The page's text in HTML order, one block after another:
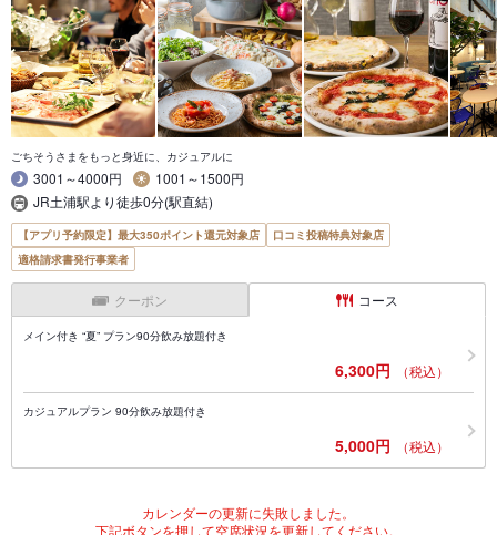
ごちそうさまをもっと身近に、カジュアルに
3001～4000円
1001～1500円
JR土浦駅より徒歩0分(駅直結)
【アプリ予約限定】最大350ポイント還元対象店
口コミ投稿特典対象店
適格請求書発行事業者
クーポン コース
メイン付き “夏” プラン90分飲み放題付き
6,300円 （税込）
カジュアルプラン 90分飲み放題付き
5,000円 （税込）
カレンダーの更新に失敗しました。
下記ボタンを押して空席状況を更新してください。